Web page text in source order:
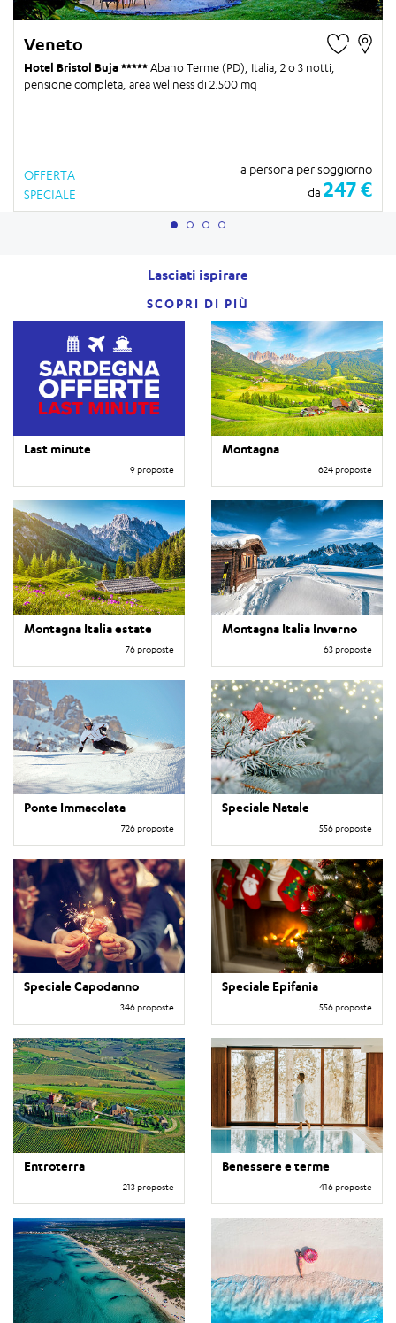
Veneto
Hotel Bristol Buja Abano Terme (PD), Italia, 2 o 3 notti
pensione completa, area wellness di 2.500 mq
OFFERTA
SPECIALE
a persona per soggiorno
da 247 €
Lasciati ispirare
SCOPRI DI PIÙ
Last minute
9 proposte
Montagna
624 proposte
Montagna Italia estate
76 proposte
Montagna Italia Inverno
63 proposte
Ponte Immacolata
726 proposte
Speciale Natale
556 proposte
Speciale Capodanno
346 proposte
Speciale Epifania
556 proposte
Entroterra
213 proposte
Benessere e terme
416 proposte